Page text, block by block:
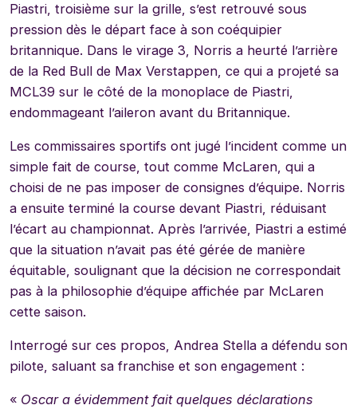
Piastri, troisième sur la grille, s’est retrouvé sous
pression dès le départ face à son coéquipier
britannique. Dans le virage 3, Norris a heurté l’arrière
de la Red Bull de Max Verstappen, ce qui a projeté sa
MCL39 sur le côté de la monoplace de Piastri,
endommageant l’aileron avant du Britannique.
Les commissaires sportifs ont jugé l’incident comme un
simple fait de course, tout comme McLaren, qui a
choisi de ne pas imposer de consignes d’équipe. Norris
a ensuite terminé la course devant Piastri, réduisant
l’écart au championnat. Après l’arrivée, Piastri a estimé
que la situation n’avait pas été gérée de manière
équitable, soulignant que la décision ne correspondait
pas à la philosophie d’équipe affichée par McLaren
cette saison.
Interrogé sur ces propos, Andrea Stella a défendu son
pilote, saluant sa franchise et son engagement :
« Oscar a évidemment fait quelques déclarations